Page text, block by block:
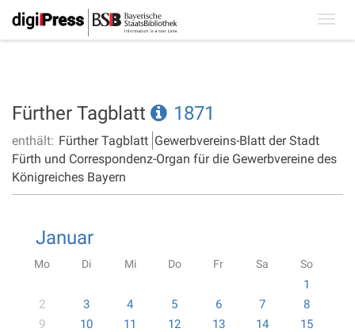
Fürther Tagblatt 1871
enthält: Fürther Tagblatt Gewerbvereins-Blatt der Stadt
Fürth und Correspondenz-Organ für die Gewerbvereine des
Königreiches Bayern
Januar
Mo Di Mi Do Fr Sa So
1
2
3 4 5 6 7
8
9
10 11 12 13 14
15